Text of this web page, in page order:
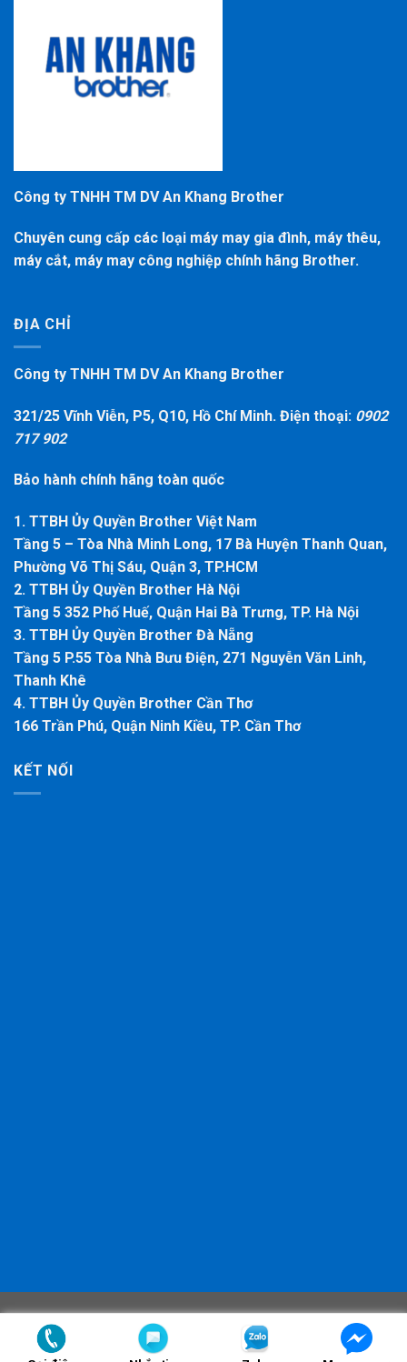
Công ty TNHH TM DV An Khang Brother
Chuyên cung cấp các loại máy may gia đình, máy thêu,
máy cắt, máy may công nghiệp chính hãng Brother.
ĐỊA CHỈ
Công ty TNHH TM DV An Khang Brother
321/25 Vĩnh Viễn, P5, Q10, Hồ Chí Minh. Điện thoại: 0902
717 902
Bảo hành chính hãng toàn quốc
1. TTBH Ủy Quyền Brother Việt Nam
Tầng 5 – Tòa Nhà Minh Long, 17 Bà Huyện Thanh Quan,
Phường Võ Thị Sáu, Quận 3, TP.HCM
2. TTBH Ủy Quyền Brother Hà Nội
Tầng 5 352 Phố Huế, Quận Hai Bà Trưng, TP. Hà Nội
3. TTBH Ủy Quyền Brother Đà Nẵng
Tầng 5 P.55 Tòa Nhà Bưu Điện, 271 Nguyễn Văn Linh,
Thanh Khê
4. TTBH Ủy Quyền Brother Cần Thơ
166 Trần Phú, Quận Ninh Kiều, TP. Cần Thơ
KẾT NỐI
Copyright 2026 ©Thiết kế bởi: Brothervietnam.com